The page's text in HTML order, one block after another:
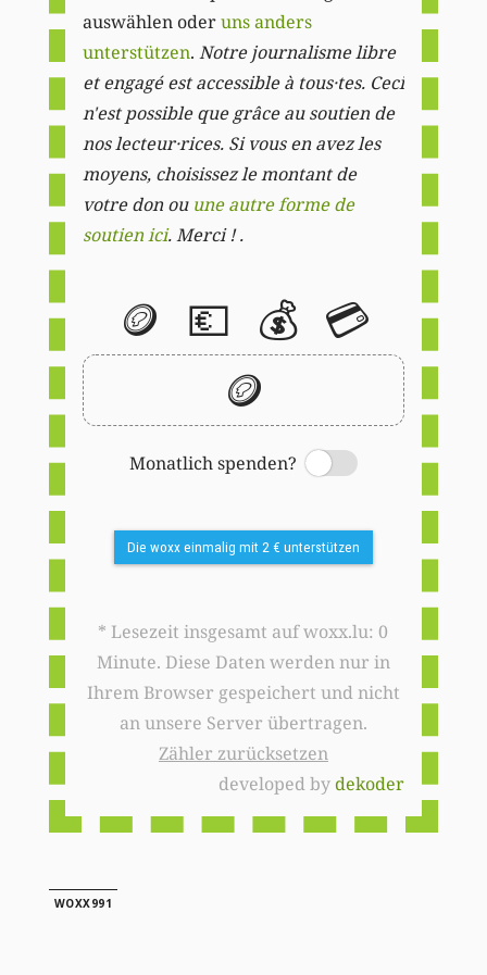
auswählen oderuns anders
unterstützen. Notre journalisme libre
et engagé est accessible à tous·tes. Ceci
n'est possible que grâce au soutien de
nos lecteur·rices. Si vous en avez les
moyens, choisissez le montant de
votre don ou une autre forme de
soutien ici. Merci ! .
🪙 💶 💰 💳
🪙
Monatlich spenden?
Switch
Die woxx einmalig mit 2 € unterstützen
* Lesezeit insgesamt auf woxx.lu: 0
Minute. Diese Daten werden nur in
Ihrem Browser gespeichert und nicht
an unsere Server übertragen.
Zähler zurücksetzen
developed bydekoder
WOXX991